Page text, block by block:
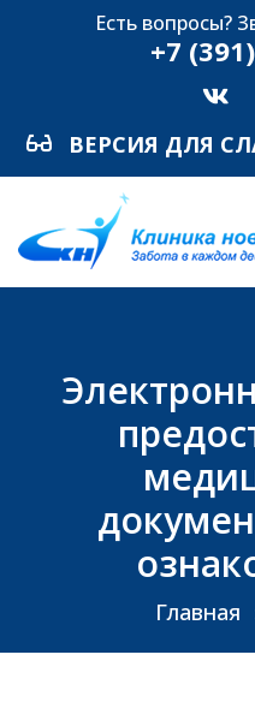
Есть вопросы?
+7
ВЕРСИЯ ДЛЯ
Главная